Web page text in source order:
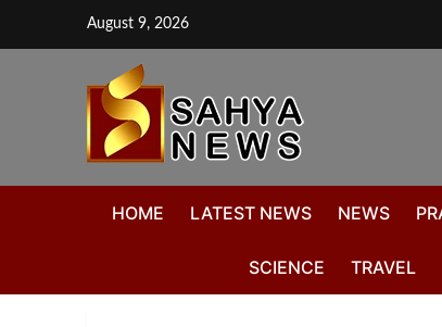
August 9, 2026
HOME LATEST NEWS NEWS
SCIENCE TRAVEL